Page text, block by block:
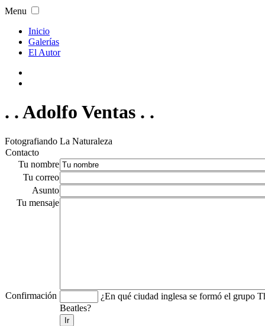
Menu
Inicio
Galerías
El Autor
. . Adolfo Ventas . .
Fotografiando La Naturaleza
Contacto
Tu nombre
Tu correo
Asunto
Tu mensaje
Confirmación
¿En qué ciudad inglesa se formó el grupo
Beatles?
Ir